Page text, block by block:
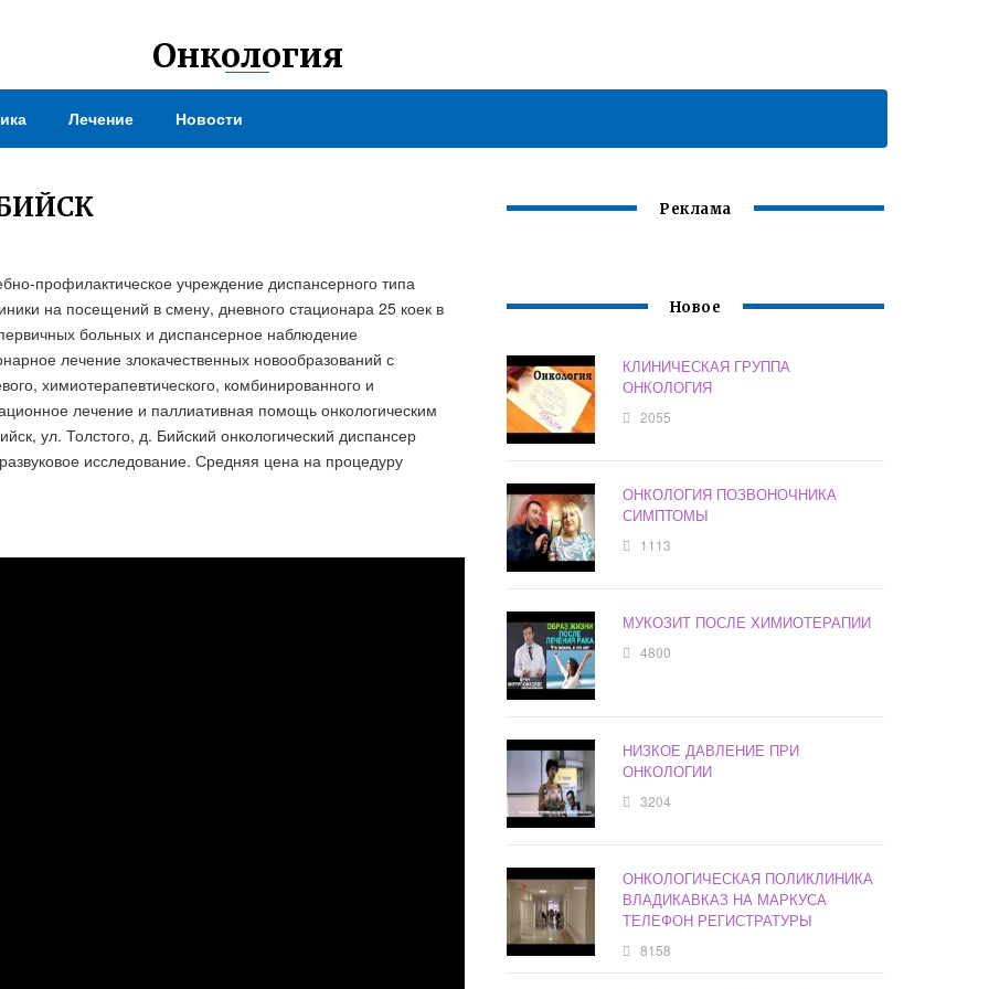
Онкология
Лечение Новости
профилактическое учреждение диспансерного типа
на посещений в смену, дневного стационара 25 коек в
больных и диспансерное наблюдение
лечение злокачественных новообразований с
химиотерапевтического, комбинированного и
лечение и паллиативная помощь онкологическим
ул. Толстого, д. Бийский онкологический диспансер
исследование. Средняя цена на процедуру
Реклама
Новое
КЛИНИЧЕСКАЯ ГРУППА
ОНКОЛОГИЯ
2055
ОНКОЛОГИЯ ПОЗВОНОЧНИКА
СИМПТОМЫ
1113
МУКОЗИТ ПОСЛЕ ХИМИОТЕРАПИИ
4800
НИЗКОЕ ДАВЛЕНИЕ ПРИ
ОНКОЛОГИИ
3204
ОНКОЛОГИЧЕСКАЯ ПОЛИКЛИНИКА
ВЛАДИКАВКАЗ НА МАРКУСА
ТЕЛЕФОН РЕГИСТРАТУРЫ
8158